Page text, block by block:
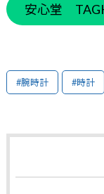
安心堂
#腕時計 #時計